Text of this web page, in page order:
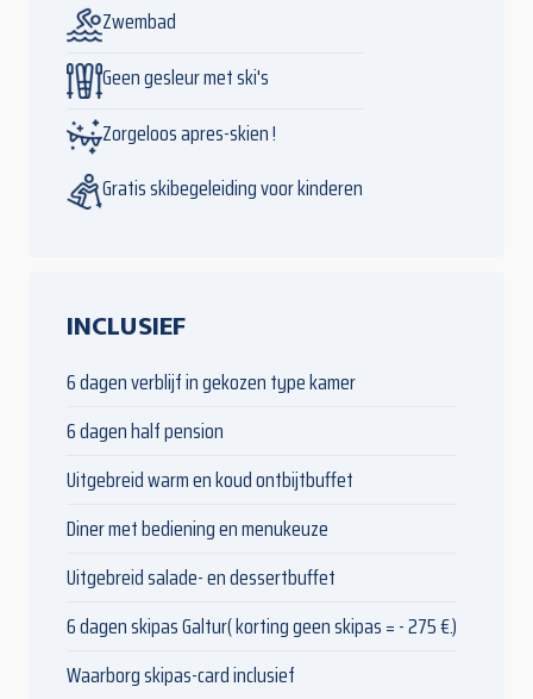
Zwembad
Geen gesleur met ski's
Zorgeloos apres-skien !
Gratis skibegeleiding voor kinderen
INCLUSIEF
6 dagen verblijf in gekozen type kamer
6 dagen half pension
Uitgebreid warm en koud ontbijtbuffet
Diner met bediening en menukeuze
Uitgebreid salade- en dessertbuffet
6 dagen skipas Galtur( korting geen skipas = - 275 €.)
Waarborg skipas-card inclusief